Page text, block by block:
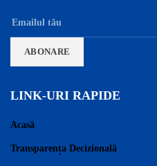
LINK-URI RAPIDE
Acasă
Transparența Decizională